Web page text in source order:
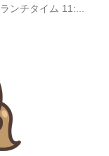
ンチタイム 11:...